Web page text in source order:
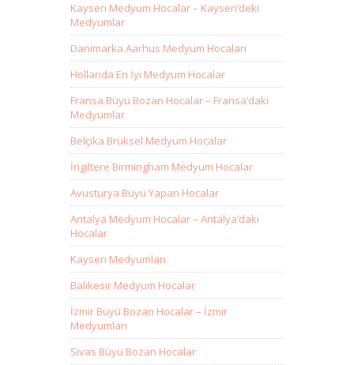
Kayseri Medyum Hocalar – Kayseri’deki
Medyumlar
Danimarka Aarhus Medyum Hocaları
Hollanda En İyi Medyum Hocalar
Fransa Büyü Bozan Hocalar – Fransa’daki
Medyumlar
Belçika Brüksel Medyum Hocalar
İngiltere Birmingham Medyum Hocalar
Avusturya Büyü Yapan Hocalar
Antalya Medyum Hocalar – Antalya’daki
Hocalar
Kayseri Medyumları
Balıkesir Medyum Hocalar
İzmir Büyü Bozan Hocalar – İzmir
Medyumları
Sivas Büyü Bozan Hocalar